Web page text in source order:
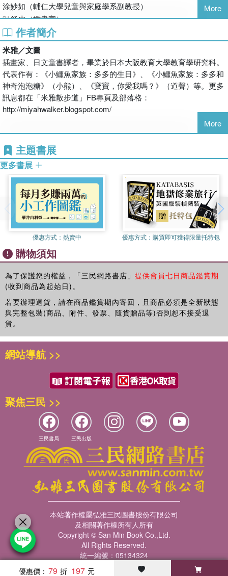
涂妙如（輔仁大學兒童與家庭學系副教授）
湯舒皮（插畫家）
劉清彥（童書作家／兒童節目主持人）
壘 摳（插畫家與旅行作家）
嚴淑女（童書作家與插畫家協會臺灣分會會長）
（依姓名筆畫順序排列）
【內容簡介】
【本書特色】
繪本界天后，米雅全新力作
多才多藝的米雅不僅譯作豐富，也持續為兒童創作。《比利FUN學
巴士成長套書》是米雅醞釀多年，以一對可愛的兒女為創作雛型，
透過日夜的陪伴與相處，記錄下孩子每一步的成長歷程，打造出可
以和孩子一同玩樂、一同閱讀學習的成長之書。
★鼓勵孩子走出家庭，向外發展
比利在本書中，從家庭邁向戶外，開始建構起人際關係。「社會
性」是孩子成長過程中重要的一環，比利需要獨立面對在家庭之外
種花的過程及友誼的萌芽，帶比利進入下一階段的成長。
★
作者讓左右頁的文字與插圖互相呼應，創作具有韻律及詩意的文
字，表達出對萬物和諧的頌歌。希望孩子能藉由一朵花與萬物之間
★推薦閱讀年齡★
3～6歲親子共讀，6歲以上自己閱讀
More
作者簡介
米雅／文圖
插畫家、日文童書譯者，畢業於日本大阪教育大學教育學研究科。
代表作有：《小鱷魚家族：多多的生日》、《小鱷魚家族：多多和
神奇泡泡糖》（小熊）、《寶寶，你愛我嗎？》（道聲）等。更多
訊息都在「米雅散步道」FB專頁及部落格：
http://miyahwalker.blogspot.com/
More
主題書展
更多書展
優惠方式： 熱賣中 優惠方式： 購買即可獲得限量托特包
購物須知
為了保護您的權益，「三民網路書店」 提供會員七日商品鑑賞期
(收到商品為起始日)。
若要辦理退貨，請在商品鑑賞期內寄回，且商品必須是全新狀態
與完整包裝(商品、附件、發票、隨貨贈品等)否則恕不接受退
貨。
優惠價： 79 197
網站導航 >>
聚焦三民 >>
三民書局 三民出版
本站著作權屬弘雅三民圖書股份有限公司
及相關著作權所有人所有
Copyright © San Min Book Co.,Ltd.
All Rights Reserved.
統一編號：05134324